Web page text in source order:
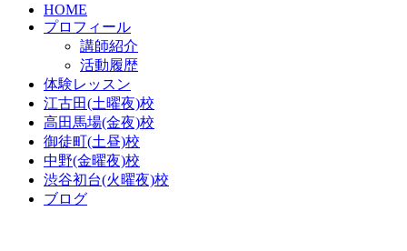
HOME
プロフィール
講師紹介
活動履歴
体験レッスン
江古田(土曜夜)校
高田馬場(金夜)校
御徒町(土昼)校
中野(金曜夜)校
渋谷初台(火曜夜)校
ブログ